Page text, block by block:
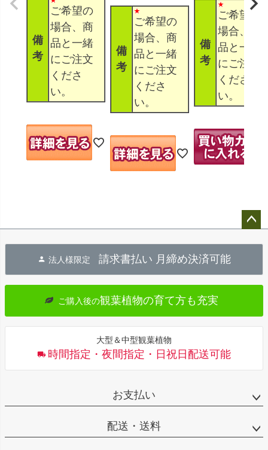
備
考
ご希望の
場合、商
品と一緒
にご注文
くださ
い。
備
考
ご希望の
場合、商
品と一緒
にご注文
くださ
い。
備
考
ご希望の
場合、商
品と一緒
にご注文
くださ
い。
へ
法人様限定 請求書払い 月締め決済可能
ご購入後の観葉植物の育て方も充実
大型＆中型観葉植物
時間指定・夜間指定・日祝日配送可能
お支払い
配送・送料